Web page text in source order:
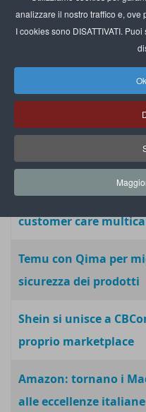
analizzare il nostro traffico e, ove
I cookies sono DISATTIVATI.
Titolo
Too Good To Go: nel
Amazon Business
“Prodotti per aziende”
FiloBlu nomina
nuova società
Poleepo lancia
customer care
Temu con Qima per
sicurezza dei prodotti
Shein si unisce a
proprio marketplace
Amazon: tornano i
alle eccellenze italiane